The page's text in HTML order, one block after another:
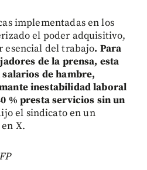
implementadas en los
el poder adquisitivo,
esencial del trabajo. Para
de la prensa, esta
de hambre,
inestabilidad laboral
% presta servicios sin un
el sindicato en un
X.